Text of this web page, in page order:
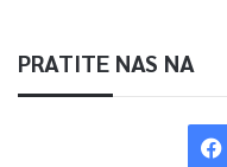
PRATITE NAS NA